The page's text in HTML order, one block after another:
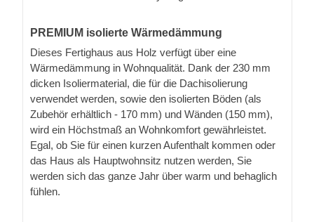
PREMIUM isolierte Wärmedämmung
Dieses Fertighaus aus Holz verfügt über eine
Wärmedämmung in Wohnqualität. Dank der 230 mm
dicken Isoliermaterial, die für die Dachisolierung
verwendet werden, sowie den isolierten Böden (als
Zubehör erhältlich - 170 mm) und Wänden (150 mm),
wird ein Höchstmaß an Wohnkomfort gewährleistet.
Egal, ob Sie für einen kurzen Aufenthalt kommen oder
das Haus als Hauptwohnsitz nutzen werden, Sie
werden sich das ganze Jahr über warm und behaglich
fühlen.